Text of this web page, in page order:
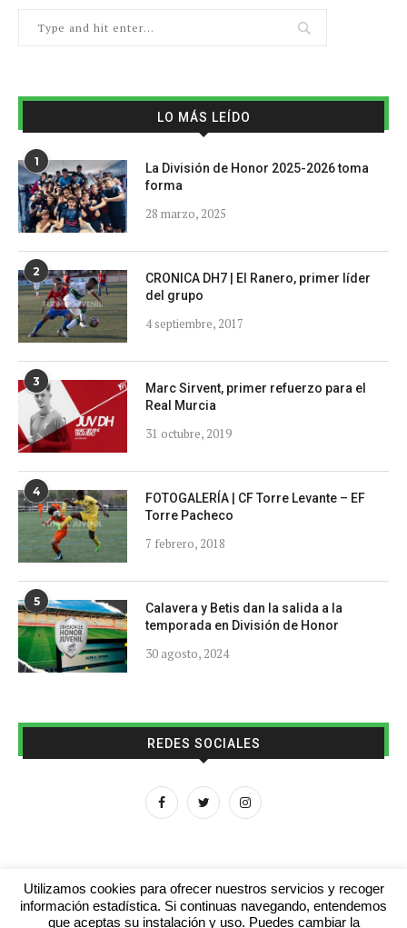
LO MÁS LEÍDO
1
La División de Honor 2025-2026 toma
forma
28 marzo, 2025
2
CRONICA DH7 | El Ranero, primer líder
del grupo
4 septiembre, 2017
3
Marc Sirvent, primer refuerzo para el
Real Murcia
31 octubre, 2019
4
FOTOGALERÍA | CF Torre Levante – EF
Torre Pacheco
7 febrero, 2018
5
Calavera y Betis dan la salida a la
temporada en División de Honor
30 agosto, 2024
REDES SOCIALES
Utilizamos cookies para ofrecer nuestros servicios y recoger
información estadística. Si continuas navegando, entendemos
que aceptas su instalación y uso. Puedes cambiar la